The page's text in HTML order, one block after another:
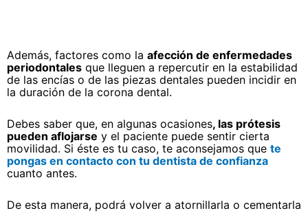
Además, factores como la afección de enfermedades
periodontales que lleguen a repercutir en la estabilidad
de las encías o de las piezas dentales pueden incidir en
la duración de la corona dental.
Debes saber que, en algunas ocasiones, las prótesis
pueden aflojarse y el paciente puede sentir cierta
movilidad. Si éste es tu caso, te aconsejamos que te
pongas en contacto con tu dentista de confianza
cuanto antes.
De esta manera, podrá volver a atornillarla o cementarla